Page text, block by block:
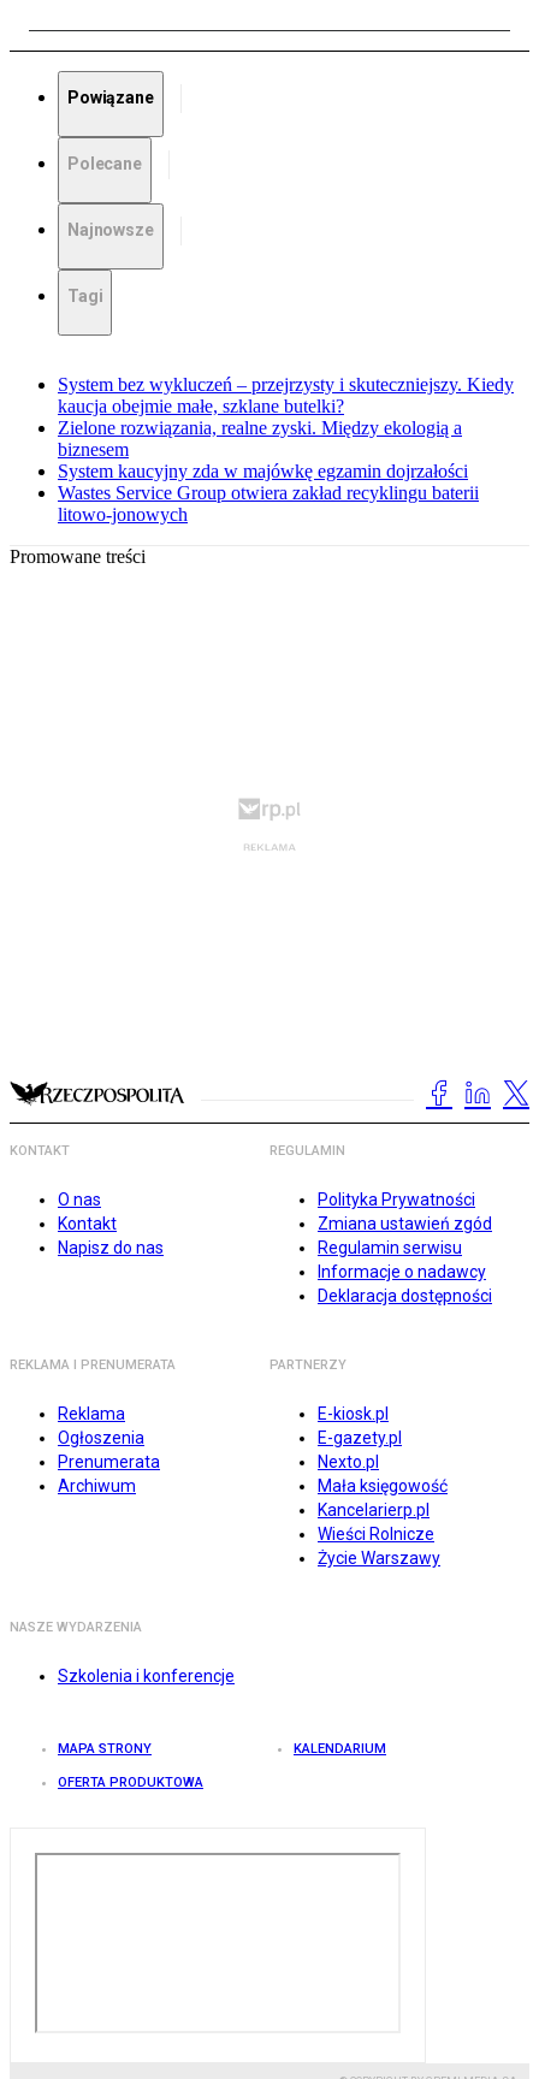
Powiązane
Polecane
Najnowsze
Tagi
System bez wykluczeń – przejrzysty i skuteczniejszy. Kiedy
kaucja obejmie małe, szklane butelki?
Zielone rozwiązania, realne zyski. Między ekologią a
biznesem
System kaucyjny zda w majówkę egzamin dojrzałości
Wastes Service Group otwiera zakład recyklingu baterii
litowo-jonowych
Promowane treści
KONTAKT
O nas
Kontakt
Napisz do nas
REGULAMIN
Polityka Prywatności
Zmiana ustawień zgód
Regulamin serwisu
Informacje o nadawcy
Deklaracja dostępności
REKLAMA I PRENUMERATA
Reklama
Ogłoszenia
Prenumerata
Archiwum
PARTNERZY
E-kiosk.pl
E-gazety.pl
Nexto.pl
Mała księgowość
Kancelarierp.pl
Wieści Rolnicze
Życie Warszawy
NASZE WYDARZENIA
Szkolenia i konferencje
MAPA STRONY KALENDARIUM
OFERTA PRODUKTOWA